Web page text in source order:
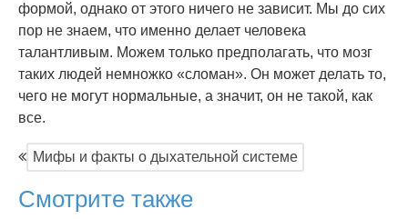
формой, однако от этого ничего не зависит. Мы до сих
пор не знаем, что именно делает человека
талантливым. Можем только предполагать, что мозг
таких людей немножко «сломан». Он может делать то,
чего не могут нормальные, а значит, он не такой, как
все.
Мифы и факты о дыхательной системе
Смотрите также